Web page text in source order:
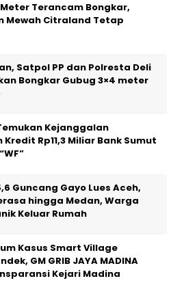
Terancam Bongkar,
Mewah Citraland Tetap
Satpol PP dan Polresta Deli
Bongkar Gubug 3×4 meter
Kejanggalan
Rp11,3 Miliar Bank Sumut
Guncang Gayo Lues Aceh,
hingga Medan, Warga
Keluar Rumah
Kasus Smart Village
GM GRIB JAYA MADINA
Kejari Madina